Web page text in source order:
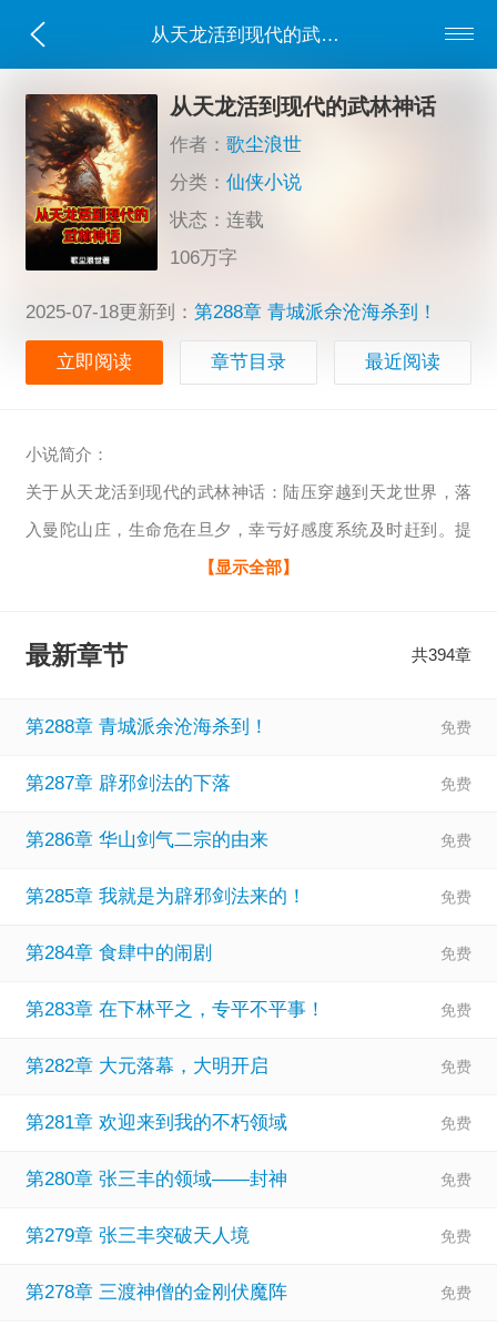
从天龙活到现代的武林神话
从天龙活到现代的武林神话
作者：歌尘浪世
分类：仙侠小说
状态：连载
106万字
2025-07-18更新到： 第288章 青城派余沧海杀到！
立即阅读 章节目录 最近阅读
小说简介：
关于从天龙活到现代的武林神话：陆压穿越到天龙世界，落
入曼陀山庄，生命危在旦夕，幸亏好感度系统及时赶到。提
高好感度，就能获得各种奖励？李青萝好感度100，奖励满级
100，奖励满级六合八荒唯我独尊功！萧峰：我的降龙十八掌
国！无崖子：你的内力太浑厚，我的北冥神功化不动啊。多
【显示全部】
最新章节 共394章
第288章 青城派余沧海杀到！
第287章 辟邪剑法的下落
第286章 华山剑气二宗的由来
第285章 我就是为辟邪剑法来的！
第284章 食肆中的闹剧
第283章 在下林平之，专平不平事！
第282章 大元落幕，大明开启
第281章 欢迎来到我的不朽领域
第280章 张三丰的领域——封神
第279章 张三丰突破天人境
第278章 三渡神僧的金刚伏魔阵